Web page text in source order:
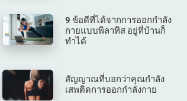
9 ข้อดีที่ได้จากการออกกำลัง
กายแบบพิลาทิส อยู่ที่บ้านก็
ทำได้
สัญญาณที่บอกว่าคุณกำลัง
เสพติดการออกกำลังกาย